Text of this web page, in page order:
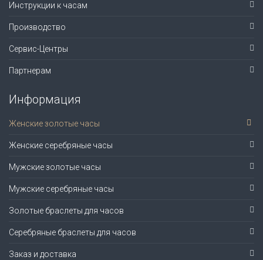
Инструкции к часам
Производство
Сервис-Центры
Партнерам
Информация
Женские золотые часы
Женские серебряные часы
Мужские золотые часы
Мужские серебряные часы
Золотые браслеты для часов
Серебряные браслеты для часов
Заказ и доставка